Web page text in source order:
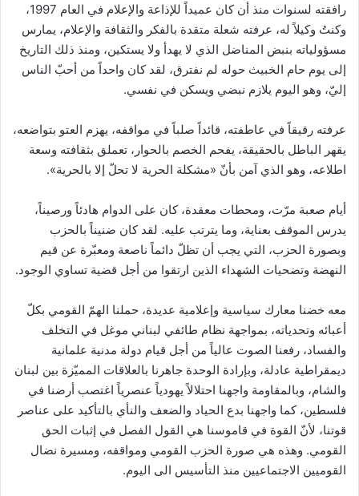
رافقته لسنوات منذ أن كان عميداً للإذاعة والإعلام في العام 1997،
وكنتُ وكيلاً له، عرفته شعلة متقدة بالفكر والثقافة والإعلام، يمارس
مسؤولياته بنبض المناضل الذي لا يهدأ ولا يستكين، ومنذ ذلك التاريخ
إلى يوم حام الخبيث حوله لم نفترق، لقد كان واحداً من أحبّ الناس
إليّ، وهو اليوم يلازم نبضي ويسكن في نفسي.
عرفته رقيقاً في عاطفته، قائداً صلباً في مواقفه، يهزم العتو بتواضعه،
يقهر الباطل بالحقيقة، يفحم الخصم بالحوار، تعملق بثقافته وسعة
اطلاعه، وهو الذي آمن بأنّ «مشكلة الحرية لا تحلّ إلا بالحرية».
أيام صعبة مرّت، ومحطات معقدة، كان على الدوام هادئاً ورصيناً،
يدرس الموقف بعناية، وما يترتب عليه. لقد كان ضنيناً بالحزب
وبصورة الحزب، التي يجب أن تظلّ دائماً ناصعة ومعبّرة عن قيم
النهضة وتضحيات الشهداء الذين ارتقوا من أجل قضية تساوي الوجود.
معه خضنا معارك سياسية وإعلامية عديدة، حملنا الهمّ القومي بكلّ
أعبائه وتحدياته، بمواجهة نظام طائفي لبناني موغل في التخلف
والفساد، رفعنا الصوت عالياً من أجل قيام دولة مدنية علمانية
ديمقراطية عادلة، وبإرادة الوحدة جاهرنا بالعلاقات المميّزة بين لبنان
والشام، وبالمقاومة واجهنا احتلالاً يهودياً عنصرياً اغتصب أرضنا في
فلسطين، كما واجهنا بدع الحياد والضعف والنأي بالتأكيد على عناصر
قوتنا، لأنّ القوة في قاموسنا هي القول الفصل في إثبات الحق
القومي. وهذه هي صورة الحزب القومي ومواقفه، ومسيرة نضال
القوميين الاجتماعيين منذ التأسيس الى اليوم.